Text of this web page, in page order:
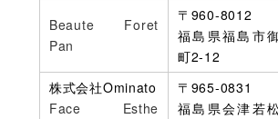
Beaute Foret
Pan
〒960-8012
福島県福島市
町2-12
株式会社Ominato
Face Esthe
〒965-0831
福島県会津若